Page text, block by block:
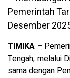
TIMIKA –
Tengah, melalui
sama dengan